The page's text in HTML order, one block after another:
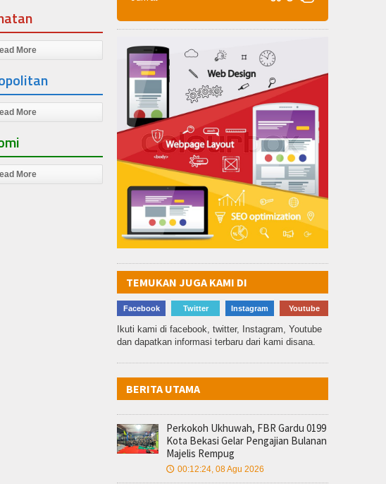
More
More
More
TEMUKAN JUGA KAMI DI
Facebook Twitter Instagram Youtube
Ikuti kami di facebook, twitter, Instagram, Youtube
dan dapatkan informasi terbaru dari kami disana.
BERITA UTAMA
Perkokoh Ukhuwah, FBR Gardu 0199
Kota Bekasi Gelar Pengajian Bulanan
Majelis Rempug
🕔 00:12:24, 08 Agu 2026